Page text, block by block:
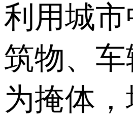
利用城
筑物、
为掩体，